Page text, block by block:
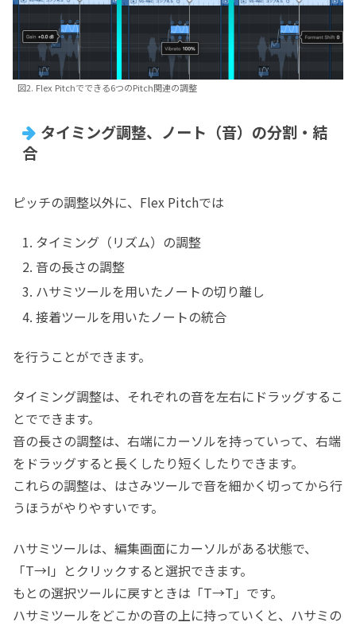
図2. Flex Pitchでできる6つのPitch関連の調整
タイミング調整、ノート（音）の分割・結
合
ピッチの調整以外に、Flex Pitchでは
タイミング（リズム）の調整
音の長さの調整
ハサミツールを用いたノートの切り離し
接着ツールを用いたノートの統合
を行うことができます。
タイミング調整は、それぞれの音を左右にドラッグするこ
とでできます。
音の長さの調整は、右端にカーソルを持っていって、右端
をドラッグすると長くしたり短くしたりできます。
これらの調整は、はさみツールで音を細かく切ってから行
うほうがやりやすいです。
ハサミツールは、編集画面にカーソルがある状態で、
「T→I」とクリックすると選択できます。
もとの選択ツールに戻すときは「T→T」です。
ハサミツールをどこかの音の上に持っていくと、ハサミの